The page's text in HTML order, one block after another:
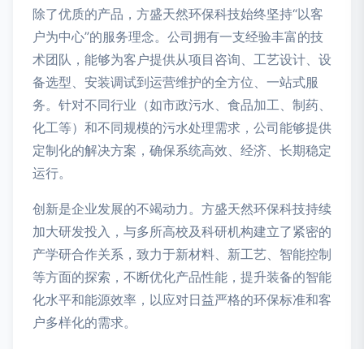
除了优质的产品，方盛天然环保科技始终坚持“以客
户为中心”的服务理念。公司拥有一支经验丰富的技
术团队，能够为客户提供从项目咨询、工艺设计、设
备选型、安装调试到运营维护的全方位、一站式服
务。针对不同行业（如市政污水、食品加工、制药、
化工等）和不同规模的污水处理需求，公司能够提供
定制化的解决方案，确保系统高效、经济、长期稳定
运行。
创新是企业发展的不竭动力。方盛天然环保科技持续
加大研发投入，与多所高校及科研机构建立了紧密的
产学研合作关系，致力于新材料、新工艺、智能控制
等方面的探索，不断优化产品性能，提升装备的智能
化水平和能源效率，以应对日益严格的环保标准和客
户多样化的需求。